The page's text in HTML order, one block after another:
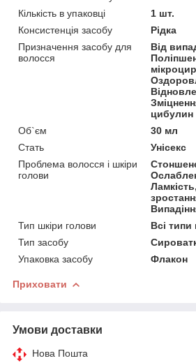
Кількість в упаковці
1 шт.
Консистенція засобу
Рідка
Призначення засобу для
волосся
Від
цибулин
Об`єм
30 мл
Стать
Унісекс
Проблема волосся і шкіри
голови
Тип шкіри голови
Всі типи
Тип засобу
Упаковка засобу
Флакон
Приховати
Умови доставки
Нова Пошта